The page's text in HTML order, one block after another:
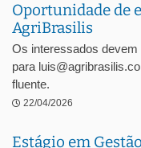
Oportunidade de
AgriBrasilis
Os interessados
para
fluente.
22/04/2026
Estágio em